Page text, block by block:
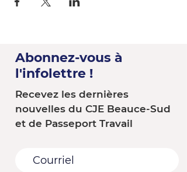
Abonnez-vous à
l'infolettre !
Recevez les dernières
nouvelles du CJE Beauce-Sud
et de Passeport Travail